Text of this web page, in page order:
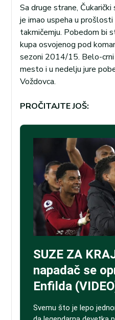
Sa druge strane,
je imao uspeha u
takmičemju. Pobedom bi
kupa osvojenog pod
sezoni 2014/15. Belo-
mesto i u nedelju jure
Voždovca.
PROČITAJTE JOŠ: